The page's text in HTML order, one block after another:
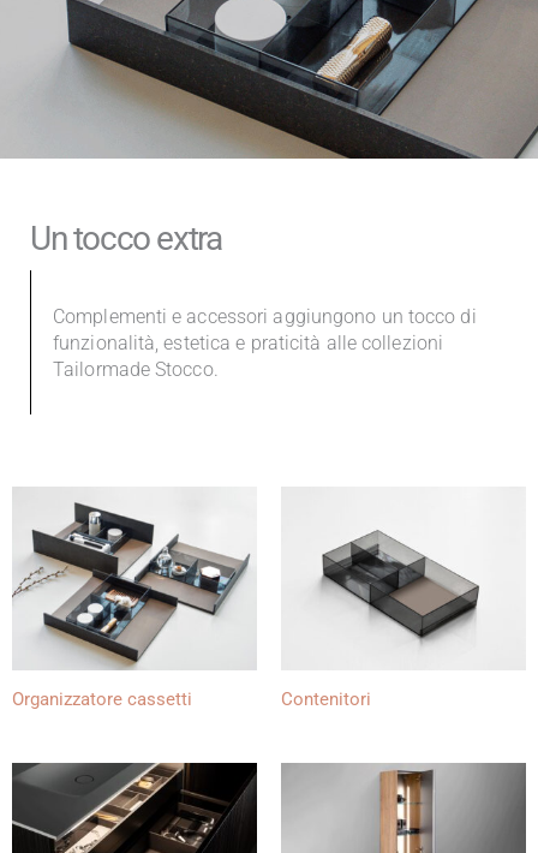
Un tocco extra
Complementi e accessori aggiungono un tocco di
funzionalità, estetica e praticità alle collezioni
Tailormade Stocco.
Organizzatore cassetti Contenitori